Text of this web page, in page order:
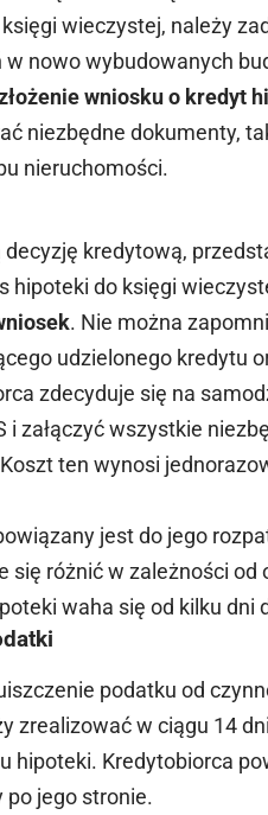
wieczystej, należy
nowo wybudowanych
wniosku o kredyt
niezbędne dokumenty,
nieruchomości.
kredytową,
hipoteki do księgi
. Nie można
udzielonego kredytu
zdecyduje się na
i załączyć wszystkie
ten wynosi
jest do jego
się różnić w zależności
waha się od kilku dni
podatku od
zrealizować w ciągu 14
hipoteki. Kredytobiorca
po jego stronie.